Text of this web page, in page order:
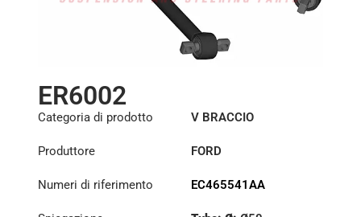
ER6002
Categoria di prodotto V BRACCIO
Produttore FORD
Numeri di riferimento EC465541AA